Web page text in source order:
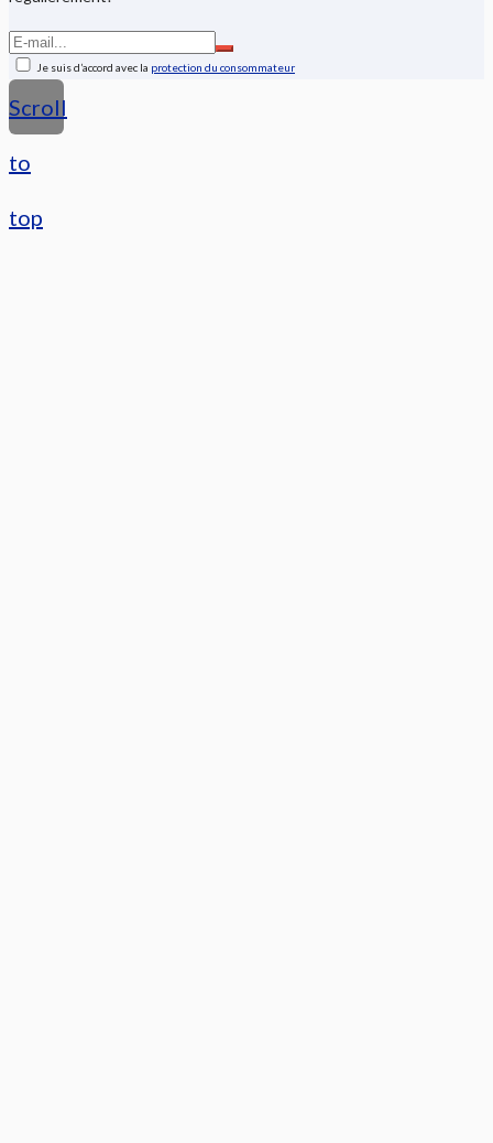
Je suis d’accord avec la protection du consommateur
Scroll
to
top